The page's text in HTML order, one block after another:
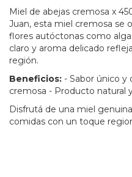
Miel de abejas cremosa x
Juan, esta miel cremosa se
flores autóctonas como
claro y aroma delicado
región.
Beneficios: - Sabor único y
cremosa - Producto natural
Disfrutá de una miel
comidas con un toque